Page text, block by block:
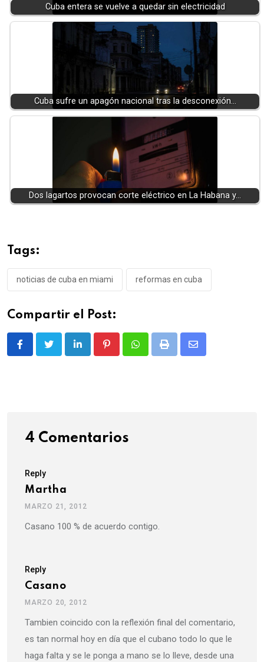
Cuba entera se vuelve a quedar sin electricidad
Cuba sufre un apagón nacional tras la desconexión…
Dos lagartos provocan corte eléctrico en La Habana y…
Tags:
noticias de cuba en miami reformas en cuba
Compartir el Post:
LinkedIn PinterestWhatsappPrint
Share
4 Comentarios
Reply
Martha
MARZO 21, 2012
Casano 100 % de acuerdo contigo.
Reply
Casano
MARZO 20, 2012
Tambien coincido con la reflexión final del comentario,
es tan normal hoy en día que el cubano todo lo que le
haga falta y se le ponga a mano se lo lleve, desde una